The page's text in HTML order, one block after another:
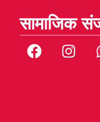
सामाजिक